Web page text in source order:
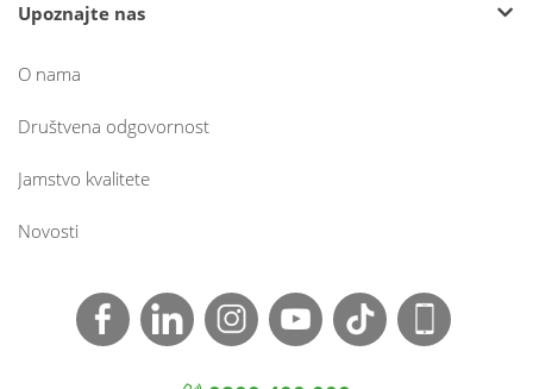
Upoznajte nas
O nama
Društvena odgovornost
Jamstvo kvalitete
Novosti